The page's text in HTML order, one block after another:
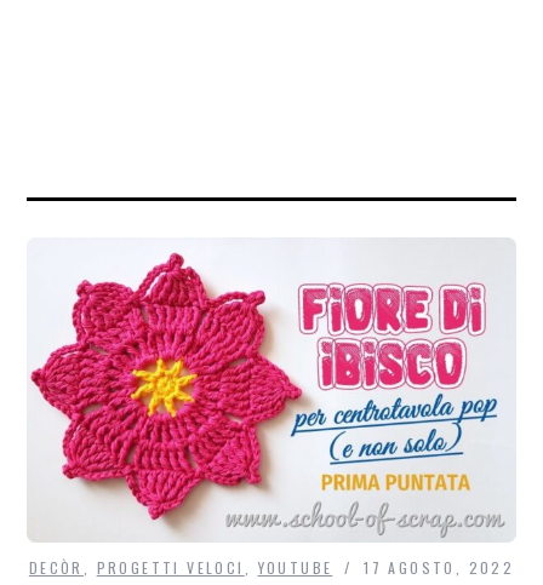
DECÒR PROGETTI VELOCI YOUTUBE 17 AGOSTO, 2022